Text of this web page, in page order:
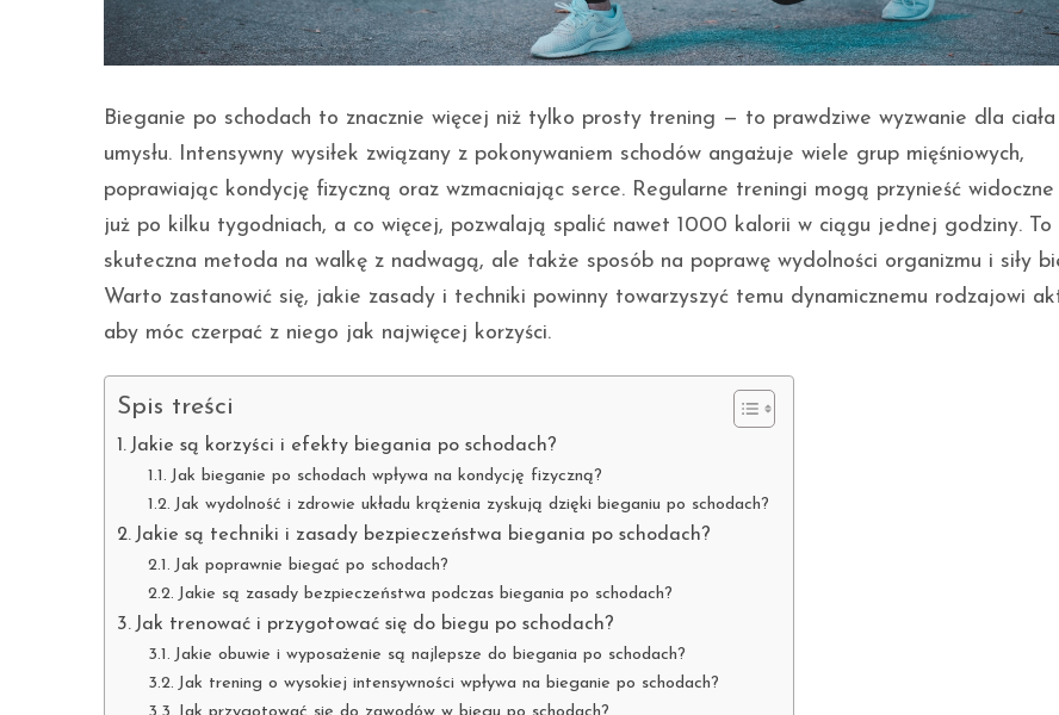
Bieganie po schodach to znacznie więcej niż tylko prosty trening — to prawdziwe wyzwanie dla
umysłu. Intensywny wysiłek związany z pokonywaniem schodów angażuje wiele grup mięśniowych,
poprawiając kondycję fizyczną oraz wzmacniając serce. Regularne treningi mogą przynieść
już po kilku tygodniach, a co więcej, pozwalają spalić nawet 1000 kalorii w ciągu jednej godziny.
skuteczna metoda na walkę z nadwagą, ale także sposób na poprawę wydolności organizmu i siły
Warto zastanowić się, jakie zasady i techniki powinny towarzyszyć temu dynamicznemu rodzajowi
aby móc czerpać z niego jak najwięcej korzyści.
Spis treści
Jakie są korzyści i efekty biegania po schodach?
Jak bieganie po schodach wpływa na kondycję fizyczną?
Jak wydolność i zdrowie układu krążenia zyskują dzięki bieganiu po schodach?
Jakie są techniki i zasady bezpieczeństwa biegania po schodach?
Jak poprawnie biegać po schodach?
Jakie są zasady bezpieczeństwa podczas biegania po schodach?
Jak trenować i przygotować się do biegu po schodach?
Jakie obuwie i wyposażenie są najlepsze do biegania po schodach?
Jak trening o wysokiej intensywności wpływa na bieganie po schodach?